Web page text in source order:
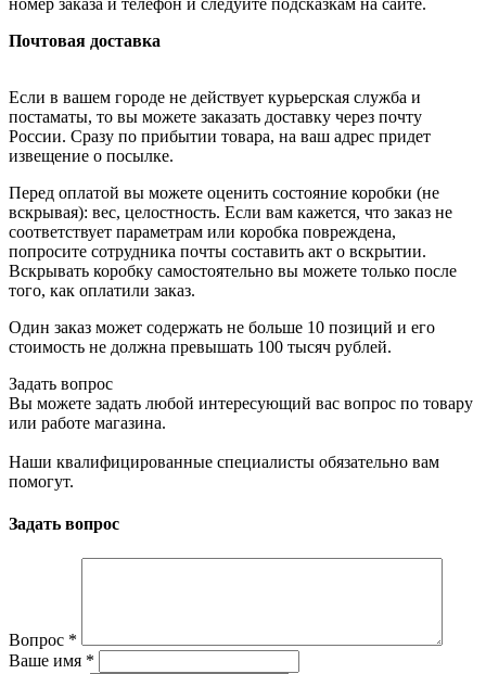
номер заказа и телефон и следуйте подсказкам на сайте.
Почтовая доставка
Если в вашем городе не действует курьерская служба и
постаматы, то вы можете заказать доставку через почту
России. Сразу по прибытии товара, на ваш адрес придет
извещение о посылке.
Перед оплатой вы можете оценить состояние коробки (не
вскрывая): вес, целостность. Если вам кажется, что заказ не
соответствует параметрам или коробка повреждена,
попросите сотрудника почты составить акт о вскрытии.
Вскрывать коробку самостоятельно вы можете только после
того, как оплатили заказ.
Один заказ может содержать не больше 10 позиций и его
стоимость не должна превышать 100 тысяч рублей.
Задать вопрос
Вы можете задать любой интересующий вас вопрос по товару
или работе магазина.
Наши квалифицированные специалисты обязательно вам
помогут.
Задать вопрос
Вопрос *
Ваше имя *